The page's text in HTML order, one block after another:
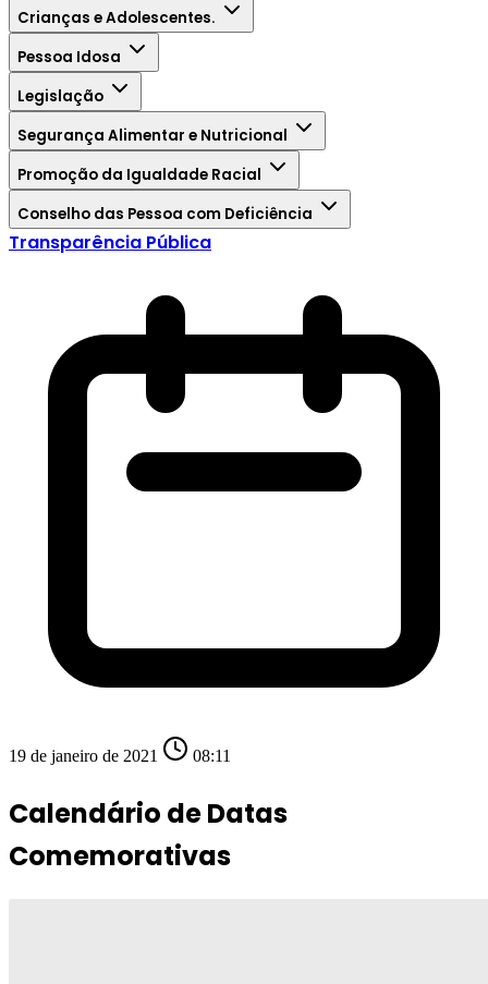
Crianças e Adolescentes.
Pessoa Idosa
Legislação
Segurança Alimentar e Nutricional
Promoção da Igualdade Racial
Conselho das Pessoa com Deficiência
Transparência Pública
19 de janeiro de 2021 08:11
Calendário de Datas
Comemorativas